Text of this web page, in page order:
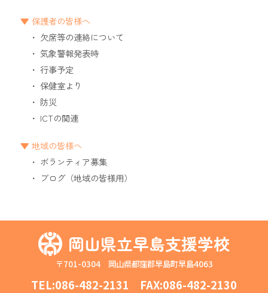
保護者の皆様へ
欠席等の連絡について
気象警報発表時
行事予定
保健室より
防災
ICTの関連
地域の皆様へ
ボランティア募集
ブログ（地域の皆様用）
岡山県立早島支援学校
〒701-0304 岡山県都窪郡早島町早島4063
TEL:086-482-2131 FAX:086-482-2130